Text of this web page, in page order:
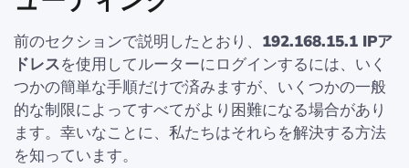
前のセクションで説明したとおり、 192.168.15.1 IPア
ドレスを使用してルーターにログインするには、いく
つかの簡単な手順だけで済みますが、いくつかの一般
的な制限によってすべてがより困難になる場合があり
ます。幸いなことに、私たちはそれらを解決する方法
を知っています。